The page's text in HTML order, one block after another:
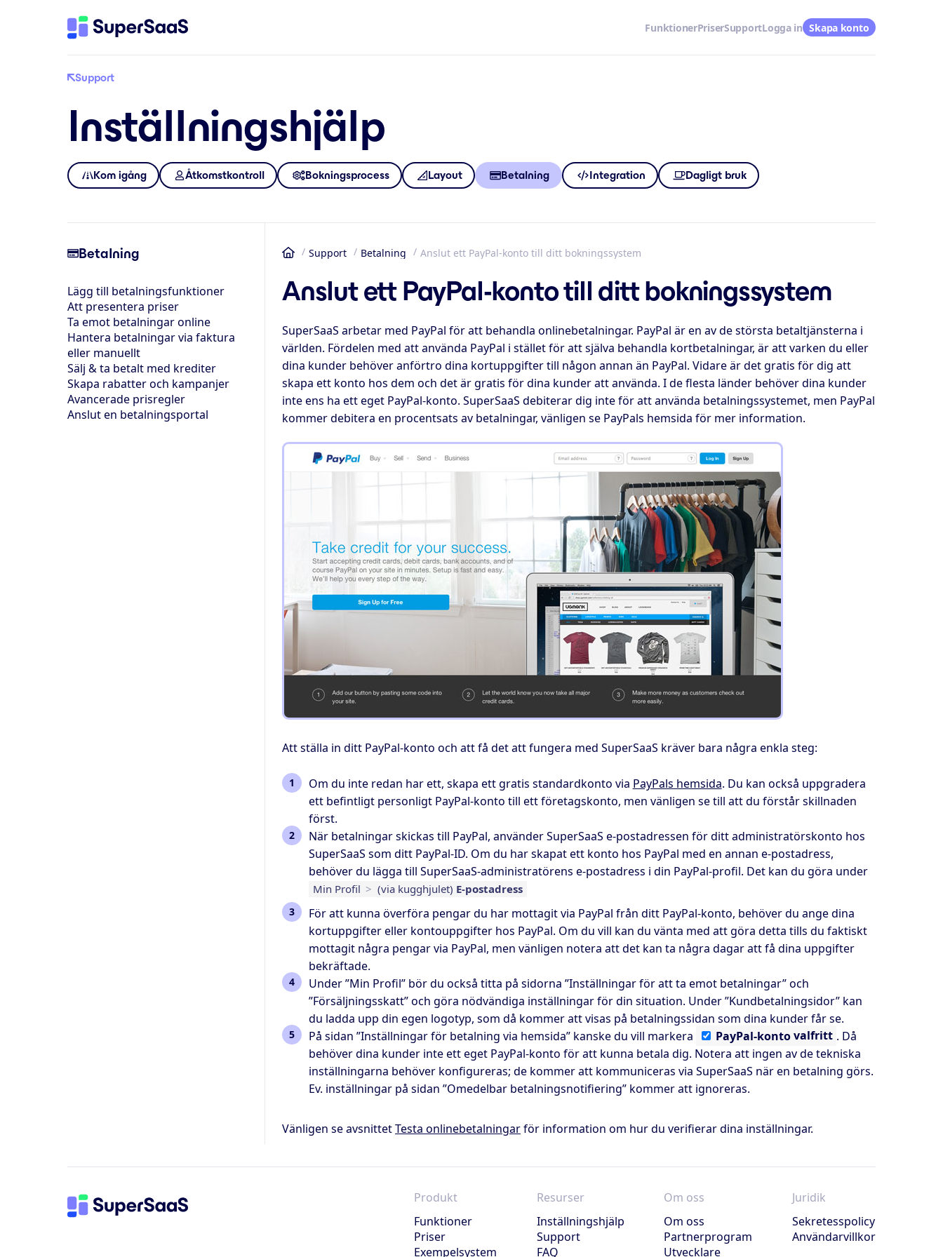
FunktionerPriserSupportLogga in Skapa konto
Support
Inställningshjälp
Kom igång Åtkomstkontroll Bokningsprocess Layout Betalning Integration Dagligt bruk
Betalning
Lägg till betalningsfunktioner
Att presentera priser
Ta emot betalningar online
Hantera betalningar via faktura
eller manuellt
Sälj & ta betalt med krediter
Skapa rabatter och kampanjer
Avancerade prisregler
Anslut en betalningsportal
HemSupport Betalning Anslut ett PayPal-konto till ditt bokningssystem
Anslut ett PayPal-konto till ditt bokningssystem
SuperSaaS arbetar med PayPal för att behandla onlinebetalningar. PayPal är en av de största betaltjänsterna i
världen. Fördelen med att använda PayPal i stället för att själva behandla kortbetalningar, är att varken du eller
dina kunder behöver anförtro dina kortuppgifter till någon annan än PayPal. Vidare är det gratis för dig att
skapa ett konto hos dem och det är gratis för dina kunder att använda. I de flesta länder behöver dina kunder
inte ens ha ett eget PayPal-konto. SuperSaaS debiterar dig inte för att använda betalningssystemet, men PayPal
kommer debitera en procentsats av betalningar, vänligen se PayPals hemsida för mer information.
Att ställa in ditt PayPal-konto och att få det att fungera med SuperSaaS kräver bara några enkla steg:
Om du inte redan har ett, skapa ett gratis standardkonto via PayPals hemsida. Du kan också uppgradera
ett befintligt personligt PayPal-konto till ett företagskonto, men vänligen se till att du förstår skillnaden
först.
När betalningar skickas till PayPal, använder SuperSaaS e-postadressen för ditt administratörskonto hos
SuperSaaS som ditt PayPal-ID. Om du har skapat ett konto hos PayPal med en annan e-postadress,
behöver du lägga till SuperSaaS-administratörens e-postadress i din PayPal-profil. Det kan du göra under
Min Profil > (via kugghjulet) E-postadress
För att kunna överföra pengar du har mottagit via PayPal från ditt PayPal-konto, behöver du ange dina
kortuppgifter eller kontouppgifter hos PayPal. Om du vill kan du vänta med att göra detta tills du faktiskt
mottagit några pengar via PayPal, men vänligen notera att det kan ta några dagar att få dina uppgifter
bekräftade.
Under ”Min Profil” bör du också titta på sidorna ”Inställningar för att ta emot betalningar” och
”Försäljningsskatt” och göra nödvändiga inställningar för din situation. Under ”Kundbetalningsidor” kan
du ladda upp din egen logotyp, som då kommer att visas på betalningssidan som dina kunder får se.
På sidan ”Inställningar för betalning via hemsida” kanske du vill markera
PayPal-kontovalfritt . Då
behöver dina kunder inte ett eget PayPal-konto för att kunna betala dig. Notera att ingen av de tekniska
inställningarna behöver konfigureras; de kommer att kommuniceras via SuperSaaS när en betalning görs.
Ev. inställningar på sidan ”Omedelbar betalningsnotifiering” kommer att ignoreras.
Vänligen se avsnittetTesta onlinebetalningarför information om hur du verifierar dina inställningar.
Produkt
Funktioner
Priser
Exempelsystem
Resurser
Inställningshjälp
Support
FAQ
Om oss
Om oss
Partnerprogram
Utvecklare
Juridik
Sekretesspolicy
Användarvillkor